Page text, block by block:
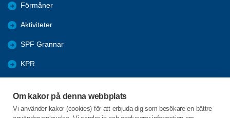
Om kakor på denna webbplats
Vi använder kakor (cookies) för att erbjuda dig som besökare en bättre
Förmåner
Aktiviteter
SPF Grannar
KPR